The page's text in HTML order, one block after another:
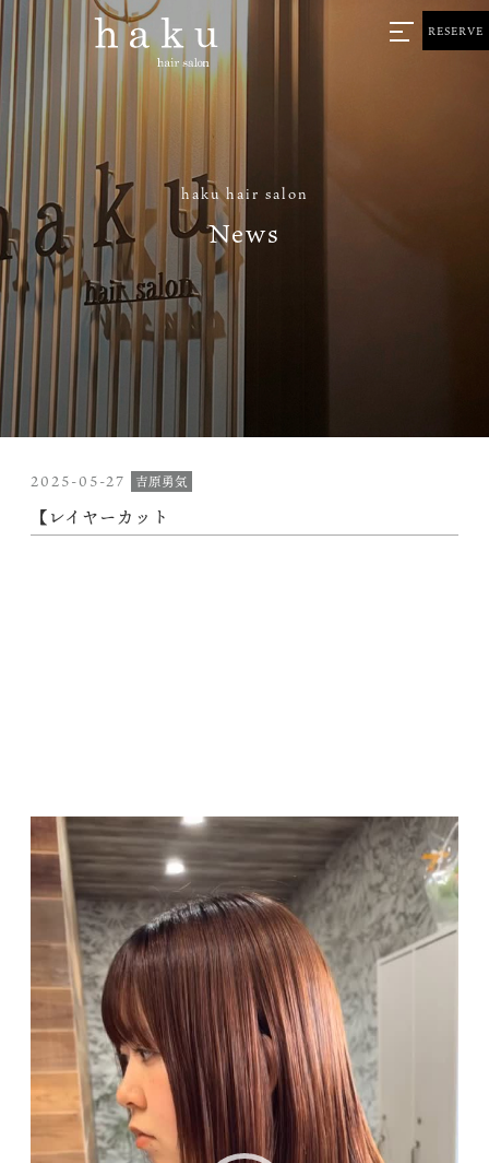
haku hair salon
News
RESERVE
2025-05-27 吉原勇気
【レイヤーカット
動
画
プ
レ